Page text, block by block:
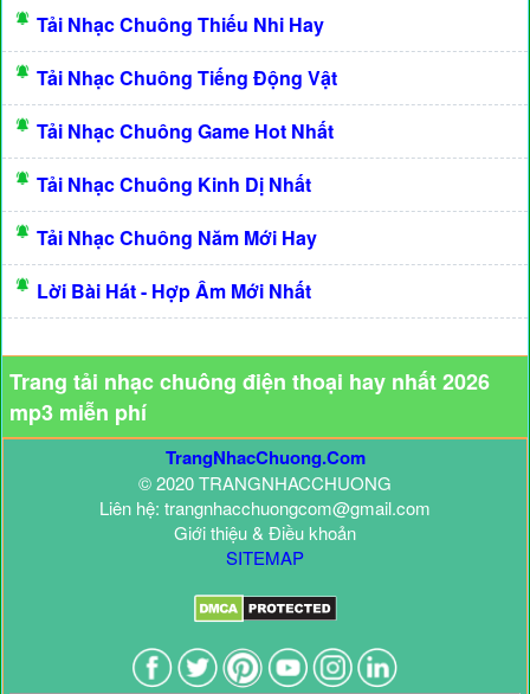
Tải Nhạc Chuông Thiếu Nhi Hay
Tải Nhạc Chuông Tiếng Động Vật
Tải Nhạc Chuông Game Hot Nhất
Tải Nhạc Chuông Kinh Dị Nhất
Tải Nhạc Chuông Năm Mới Hay
Lời Bài Hát - Hợp Âm Mới Nhất
Trang tải nhạc chuông điện thoại hay nhất 2026
mp3 miễn phí
TrangNhacChuong.Com
© 2020 TRANGNHACCHUONG
Liên hệ: trangnhacchuongcom@gmail.com
Giới thiệu & Điều khoản
SITEMAP